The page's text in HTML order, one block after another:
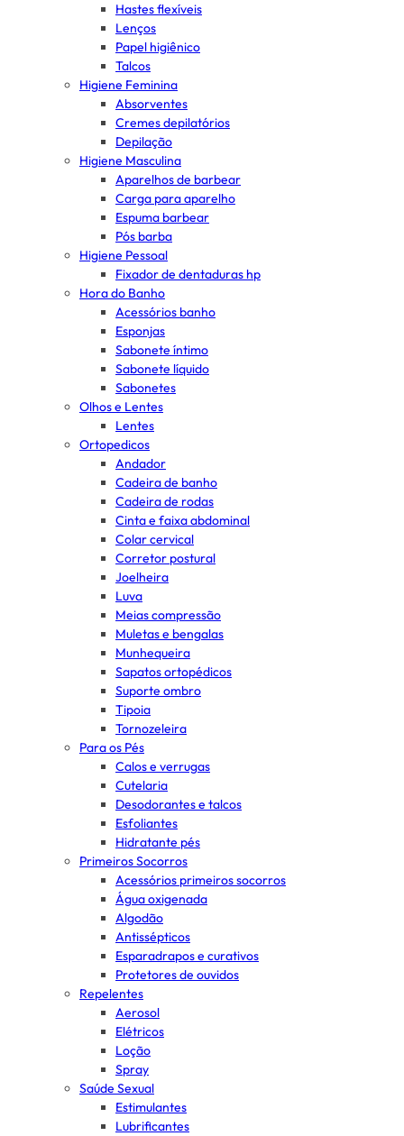
Hastes flexíveis
Lenços
Papel higiênico
Talcos
Higiene Feminina
Absorventes
Cremes depilatórios
Depilação
Higiene Masculina
Aparelhos de barbear
Carga para aparelho
Espuma barbear
Pós barba
Higiene Pessoal
Fixador de dentaduras hp
Hora do Banho
Acessórios banho
Esponjas
Sabonete íntimo
Sabonete líquido
Sabonetes
Olhos e Lentes
Lentes
Ortopedicos
Andador
Cadeira de banho
Cadeira de rodas
Cinta e faixa abdominal
Colar cervical
Corretor postural
Joelheira
Luva
Meias compressão
Muletas e bengalas
Munhequeira
Sapatos ortopédicos
Suporte ombro
Tipoia
Tornozeleira
Para os Pés
Calos e verrugas
Cutelaria
Desodorantes e talcos
Esfoliantes
Hidratante pés
Primeiros Socorros
Acessórios primeiros socorros
Água oxigenada
Algodão
Antissépticos
Esparadrapos e curativos
Protetores de ouvidos
Repelentes
Aerosol
Elétricos
Loção
Spray
Saúde Sexual
Estimulantes
Lubrificantes